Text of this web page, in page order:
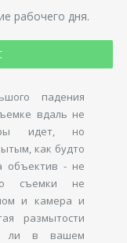
рабочего дня.
падения
вдаль не
идет, но
как будто
объектив - не
съемки не
и камера и
размытости
ли в вашем